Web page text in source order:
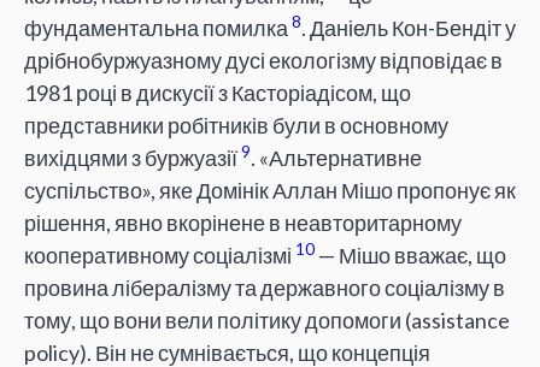
фундаментальна помилка 8. Даніель Кон-Бендіт у
дрібнобуржуазному дусі екологізму відповідає в
1981 році в дискусії з Касторіадісом, що
представники робітників були в основному
вихідцями з буржуазії9. «Альтернативне
суспільство», яке Домінік Аллан Мішо пропонує як
рішення, явно вкорінене в неавторитарному
кооперативному соціалізмі 10 — Мішо вважає, що
провина лібералізму та державного соціалізму в
тому, що вони вели політику допомоги (assistance
policy). Він не сумнівається, що концепція